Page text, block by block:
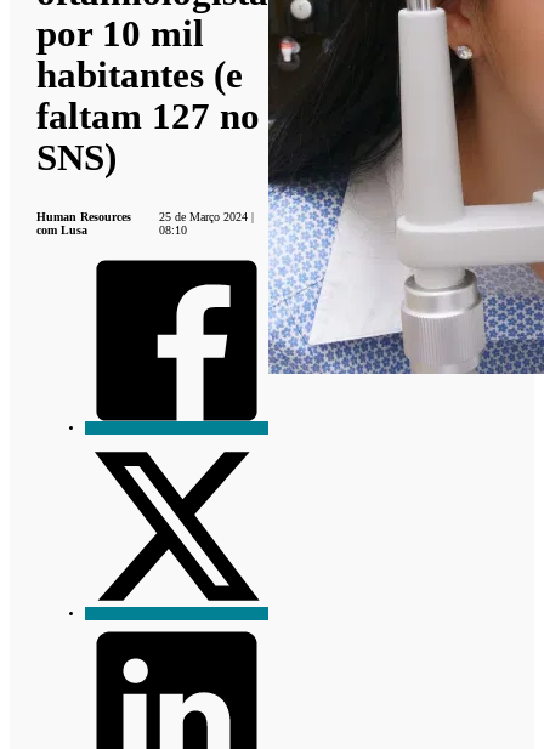
por 10 mil
habitantes (e
faltam 127 no
SNS)
Human Resources
com Lusa
25 de Março 2024 |
08:10